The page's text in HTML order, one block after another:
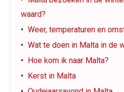
waard?
Weer, temperaturen en
Wat te doen in Malta in de
Hoe kom ik naar Malta?
Kerst in Malta